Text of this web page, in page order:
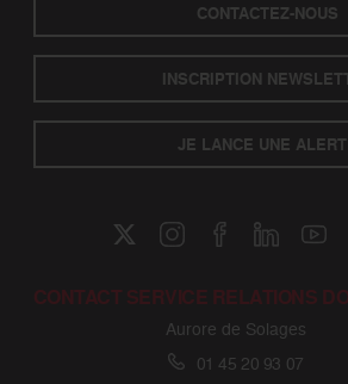
CONTACTEZ-NOUS
INSCRIPTION
JE LANCE UNE
CONTACT SERVICE RELATIONS
Aurore de Solages
01 45 20 93 07